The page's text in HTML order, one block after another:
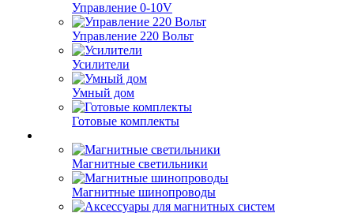
Управление 0-10V
Управление 220 Вольт
Усилители
Умный дом
Готовые комплекты
Магнитные светильники
Магнитные шинопроводы